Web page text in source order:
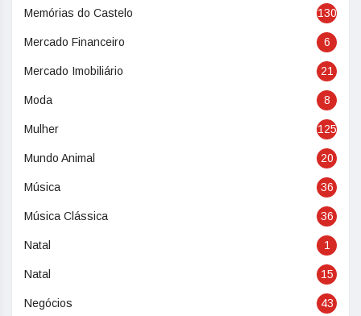
Memórias do Castelo 130
Mercado Financeiro 6
Mercado Imobiliário 21
Moda 8
Mulher 125
Mundo Animal 20
Música 36
Música Clássica 36
Natal 1
Natal 15
Negócios 43